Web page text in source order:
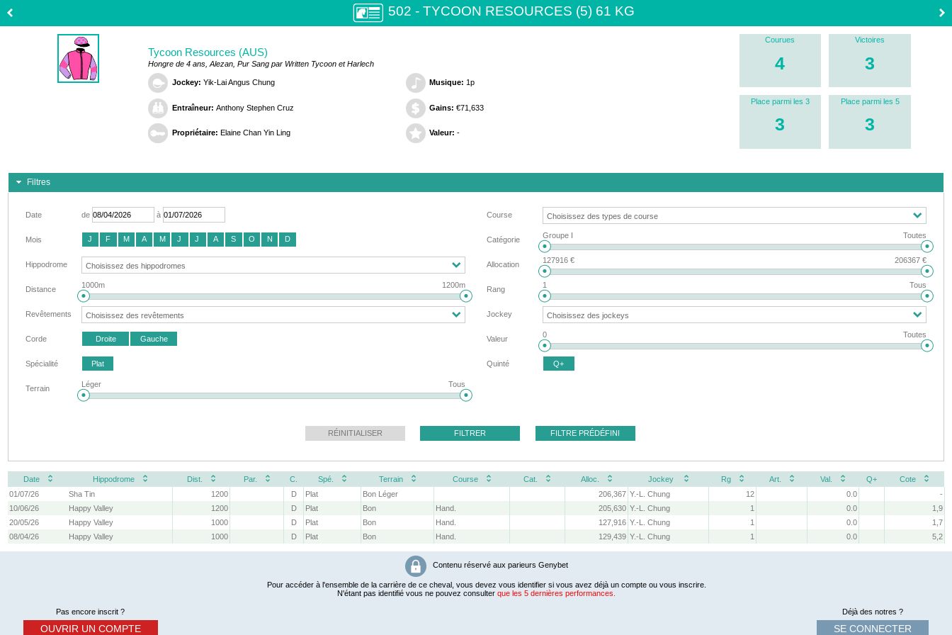
502 - TYCOON RESOURCES (5) 61 KG
Tycoon Resources (AUS)
Hongre de 4 ans, Alezan, Pur Sang par Written Tycoon et Harlech
Jockey: Yik-Lai Angus Chung
Entraîneur: Anthony Stephen Cruz
Propriétaire: Elaine Chan Yin Ling
Musique: 1p
Gains: €71,633
Valeur: -
Courues
4
Victoires
3
Place parmi les 3
3
Place parmi les 5
3
Filtres
Date de à
Mois J F M A M J J A S O N D
Hippodrome
Distance 1000m 1200m
Revêtements
Corde Droite Gauche
Spécialité Plat
Terrain Léger Tous
Course
Catégorie Groupe I Toutes
Allocation 127916 € 206367 €
Rang 1 Tous
Jockey
Valeur 0 Toutes
Quinté Q+
RÉINITIALISER FILTRER FILTRE PRÉDÉFINI
Date Hippodrome Dist. Par. C. Spé. Terrain Course Cat. Alloc. Jockey Rg Art. Val. Q+
Cote
01/07/26
Sha Tin 1200 D Plat Bon Léger 206,367 Y.-L. Chung 12 0.0
-
10/06/26
Happy Valley 1200 D Plat Bon Hand. 205,630 Y.-L. Chung 1 0.0
1,9
20/05/26
Happy Valley 1000 D Plat Bon Hand. 127,916 Y.-L. Chung 1 0.0
1,7
08/04/26
Happy Valley 1000 D Plat Bon Hand. 129,439 Y.-L. Chung 1 0.0 5,2
Contenu réservé aux parieurs Genybet
Pour accéder à l'ensemble de la carrière de ce cheval, vous devez vous identifier si vous avez déjà un compte ou vous inscrire.
N'étant pas identifié vous ne pouvez consulter que les 5 dernières performances.
Déjà des notres ?
SE CONNECTER
Pas encore inscrit ?
OUVRIR UN COMPTE